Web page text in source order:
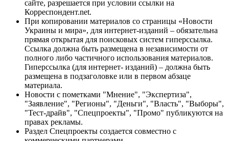
сайте, разрешается при условии ссылки на
Корреспондент.net.
При копировании материалов со страницы «Новости
Украины и мира», для интернет-изданий – обязательна
прямая открытая для поисковых систем гиперссылка.
Ссылка должна быть размещена в независимости от
полного либо частичного использования материалов.
Гиперссылка (для интернет- изданий) – должна быть
размещена в подзаголовке или в первом абзаце
материала.
Новости с пометками "Мнение", "Экспертиза",
"Заявление", "Регионы", "Деньги", "Власть", "Выборы",
"Тест-драйв", "Спецпроекты", "Промо" публикуются на
правах рекламы.
Раздел Спецпроекты создается совместно с